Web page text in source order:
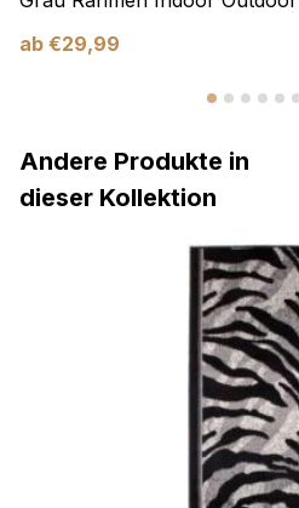
ab €29,99
Andere Produkte in
dieser Kollektion